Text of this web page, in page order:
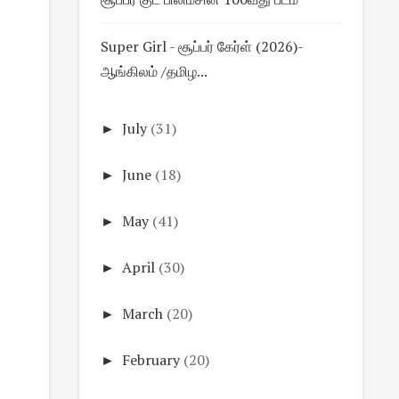
Super Girl - சூப்பர் கேர்ள் (2026)-
ஆங்கிலம் /தமிழ...
► July (31)
► June (18)
► May (41)
► April (30)
► March (20)
► February (20)